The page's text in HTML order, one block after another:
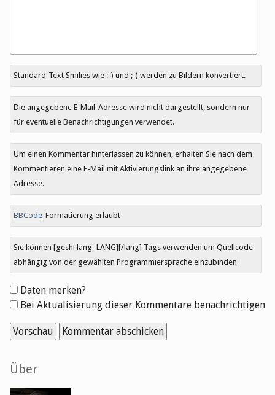
Antwort
zu
Standard-Text Smilies wie :-) und ;-) werden zu Bildern konvertiert.
Die angegebene E-Mail-Adresse wird nicht dargestellt, sondern nur
für eventuelle Benachrichtigungen verwendet.
Um einen Kommentar hinterlassen zu können, erhalten Sie nach dem
Kommentieren eine E-Mail mit Aktivierungslink an ihre angegebene
Adresse.
BBCode-Formatierung erlaubt
Sie können [geshi lang=LANG][/lang] Tags verwenden um Quellcode
abhängig von der gewählten Programmiersprache einzubinden
Formular-
Optionen
Daten merken?
Bei Aktualisierung dieser Kommentare benachrichtigen
Seitenleiste
Über